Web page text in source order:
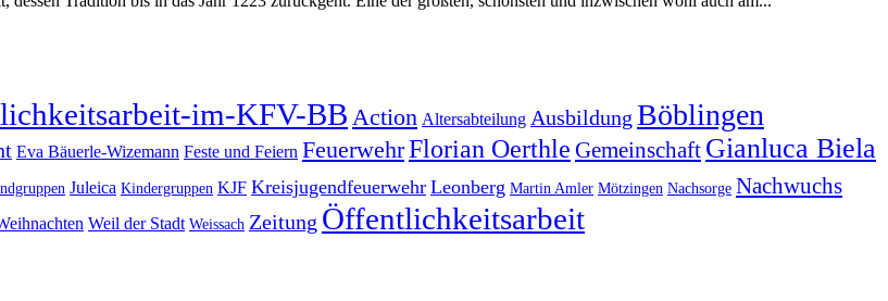
im-KFV-BB Action Altersabteilung Ausbildung Böblingen
Eva Bäuerle-Wizemann Feste und Feiern FeuerwehrFlorian Oerthle Gemeinschaft Gianluca Biela
Juleica Kindergruppen KJF Kreisjugendfeuerwehr Leonberg Martin Amler Mötzingen Nachsorge Nachwuchs
Weil der Stadt Weissach Zeitung Öffentlichkeitsarbeit